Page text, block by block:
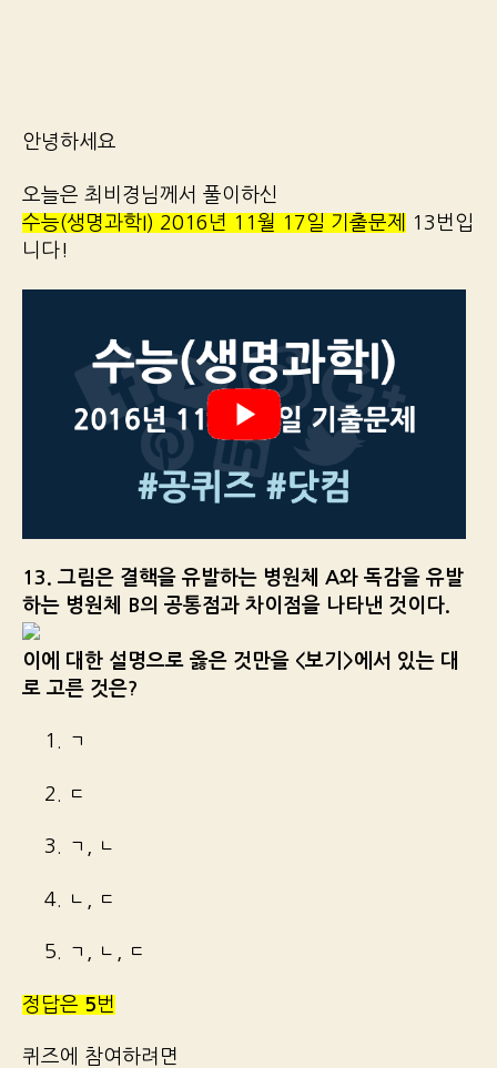
안녕하세요
오늘은 최비경님께서 풀이하신
수능(생명과학I) 2016년 11월 17일 기출문제
13번입
니다!
13. 그림은 결핵을 유발하는 병원체 A와 독감을 유발
하는 병원체 B의 공통점과 차이점을 나타낸 것이다.
이에 대한 설명으로 옳은 것만을 <보기>에서 있는 대
로 고른 것은?
1. ㄱ
2. ㄷ
3. ㄱ, ㄴ
4. ㄴ, ㄷ
5. ㄱ, ㄴ, ㄷ
정답은 5번
퀴즈에 참여하려면